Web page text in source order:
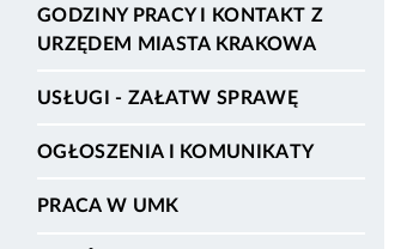
GODZINY PRACY I KONTAKT Z
URZĘDEM MIASTA KRAKOWA
USŁUGI - ZAŁATW SPRAWĘ
OGŁOSZENIA I KOMUNIKATY
PRACA W UMK